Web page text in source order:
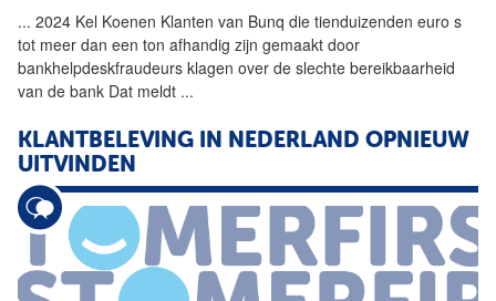
... 2024 Kel Koenen Klanten van Bunq die tienduizenden euro s
tot meer dan een ton afhandig zijn gemaakt door
bankhelpdeskfraudeurs klagen over de slechte bereikbaarheid
van de bank Dat meldt ...
KLANTBELEVING IN NEDERLAND OPNIEUW
UITVINDEN